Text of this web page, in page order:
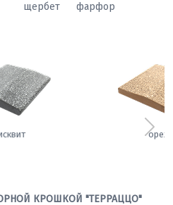
щербет фарфор
КРОШКОЙ "ТЕРРАЦЦО"